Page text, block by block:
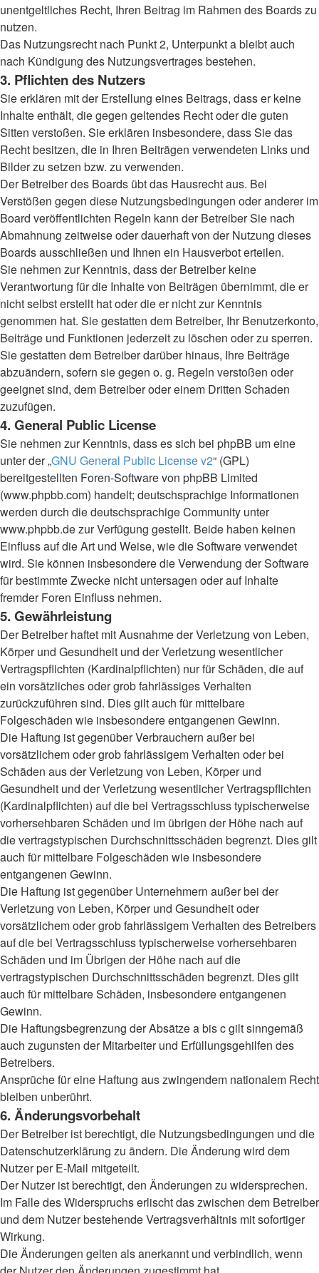
unentgeltliches Recht, Ihren Beitrag im Rahmen des Boards zu
nutzen.
Das Nutzungsrecht nach Punkt 2, Unterpunkt a bleibt auch
nach Kündigung des Nutzungsvertrages bestehen.
3. Pflichten des Nutzers
Sie erklären mit der Erstellung eines Beitrags, dass er keine
Inhalte enthält, die gegen geltendes Recht oder die guten
Sitten verstoßen. Sie erklären insbesondere, dass Sie das
Recht besitzen, die in Ihren Beiträgen verwendeten Links und
Bilder zu setzen bzw. zu verwenden.
Der Betreiber des Boards übt das Hausrecht aus. Bei
Verstößen gegen diese Nutzungsbedingungen oder anderer im
Board veröffentlichten Regeln kann der Betreiber Sie nach
Abmahnung zeitweise oder dauerhaft von der Nutzung dieses
Boards ausschließen und Ihnen ein Hausverbot erteilen.
Sie nehmen zur Kenntnis, dass der Betreiber keine
Verantwortung für die Inhalte von Beiträgen übernimmt, die er
nicht selbst erstellt hat oder die er nicht zur Kenntnis
genommen hat. Sie gestatten dem Betreiber, Ihr Benutzerkonto,
Beiträge und Funktionen jederzeit zu löschen oder zu sperren.
Sie gestatten dem Betreiber darüber hinaus, Ihre Beiträge
abzuändern, sofern sie gegen o. g. Regeln verstoßen oder
geeignet sind, dem Betreiber oder einem Dritten Schaden
zuzufügen.
4. General Public License
Sie nehmen zur Kenntnis, dass es sich bei phpBB um eine
unter der „GNU General Public License v2“ (GPL)
bereitgestellten Foren-Software von phpBB Limited
(www.phpbb.com) handelt; deutschsprachige Informationen
werden durch die deutschsprachige Community unter
www.phpbb.de zur Verfügung gestellt. Beide haben keinen
Einfluss auf die Art und Weise, wie die Software verwendet
wird. Sie können insbesondere die Verwendung der Software
für bestimmte Zwecke nicht untersagen oder auf Inhalte
fremder Foren Einfluss nehmen.
5. Gewährleistung
Der Betreiber haftet mit Ausnahme der Verletzung von Leben,
Körper und Gesundheit und der Verletzung wesentlicher
Vertragspflichten (Kardinalpflichten) nur für Schäden, die auf
ein vorsätzliches oder grob fahrlässiges Verhalten
zurückzuführen sind. Dies gilt auch für mittelbare
Folgeschäden wie insbesondere entgangenen Gewinn.
Die Haftung ist gegenüber Verbrauchern außer bei
vorsätzlichem oder grob fahrlässigem Verhalten oder bei
Schäden aus der Verletzung von Leben, Körper und
Gesundheit und der Verletzung wesentlicher Vertragspflichten
(Kardinalpflichten) auf die bei Vertragsschluss typischerweise
vorhersehbaren Schäden und im übrigen der Höhe nach auf
die vertragstypischen Durchschnittsschäden begrenzt. Dies gilt
auch für mittelbare Folgeschäden wie insbesondere
entgangenen Gewinn.
Die Haftung ist gegenüber Unternehmern außer bei der
Verletzung von Leben, Körper und Gesundheit oder
vorsätzlichem oder grob fahrlässigem Verhalten des Betreibers
auf die bei Vertragsschluss typischerweise vorhersehbaren
Schäden und im Übrigen der Höhe nach auf die
vertragstypischen Durchschnittsschäden begrenzt. Dies gilt
auch für mittelbare Schäden, insbesondere entgangenen
Gewinn.
Die Haftungsbegrenzung der Absätze a bis c gilt sinngemäß
auch zugunsten der Mitarbeiter und Erfüllungsgehilfen des
Betreibers.
Ansprüche für eine Haftung aus zwingendem nationalem Recht
bleiben unberührt.
6. Änderungsvorbehalt
Der Betreiber ist berechtigt, die Nutzungsbedingungen und die
Datenschutzerklärung zu ändern. Die Änderung wird dem
Nutzer per E-Mail mitgeteilt.
Der Nutzer ist berechtigt, den Änderungen zu widersprechen.
Im Falle des Widerspruchs erlischt das zwischen dem Betreiber
und dem Nutzer bestehende Vertragsverhältnis mit sofortiger
Wirkung.
Die Änderungen gelten als anerkannt und verbindlich, wenn